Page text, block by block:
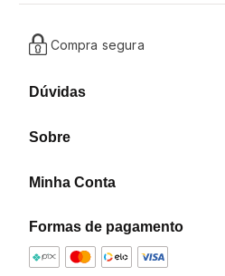
Compra segura
Dúvidas
Contato
Sobre
Formas de pagamento
Política de Privacidade
Minha Conta
Meus Pedidos
Formas de pagamento